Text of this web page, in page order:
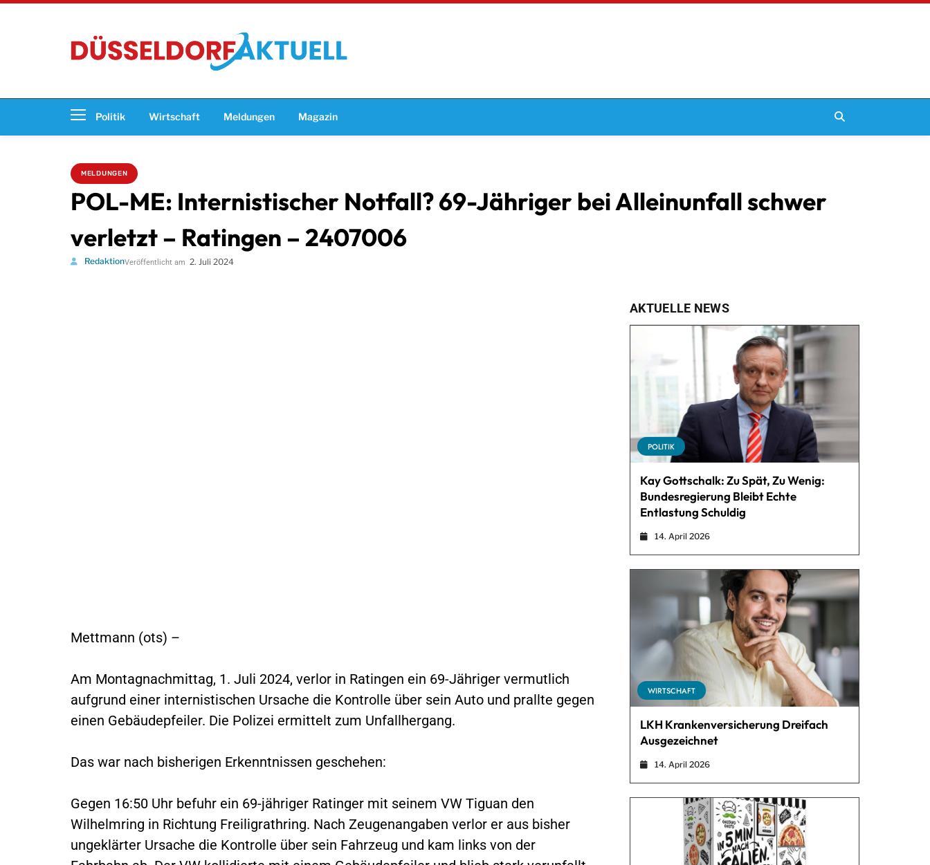
Politik Wirtschaft Meldungen Magazin
MELDUNGEN
POL-ME: Internistischer Notfall? 69-Jähriger bei Alleinunfall schwer
verletzt – Ratingen – 2407006
RedaktionVeröffentlicht am 2. Juli 2024
Mettmann (ots) –
Am Montagnachmittag, 1. Juli 2024, verlor in Ratingen ein 69-Jähriger vermutlich
aufgrund einer internistischen Ursache die Kontrolle über sein Auto und prallte gegen
einen Gebäudepfeiler. Die Polizei ermittelt zum Unfallhergang.
Das war nach bisherigen Erkenntnissen geschehen:
Gegen 16:50 Uhr befuhr ein 69-jähriger Ratinger mit seinem VW Tiguan den
Wilhelmring in Richtung Freiligrathring. Nach Zeugenangaben verlor er aus bisher
ungeklärter Ursache die Kontrolle über sein Fahrzeug und kam links von der
AKTUELLE NEWS
POLITIK
Kay Gottschalk: Zu Spät, Zu Wenig:
Bundesregierung Bleibt Echte
Entlastung Schuldig
14. April 2026
WIRTSCHAFT
LKH Krankenversicherung Dreifach
Ausgezeichnet
14. April 2026